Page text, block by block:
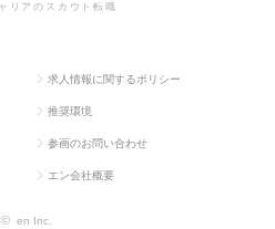
リアのスカウト転職
求人情報に関するポリシー
推奨環境
参画のお問い合わせ
エン会社概要
© en Inc.